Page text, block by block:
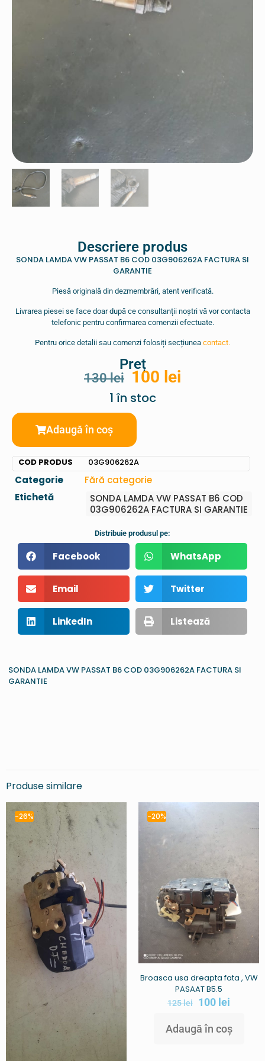
Descriere produs
SONDA LAMDA VW PASSAT B6 COD 03G906262A FACTURA SI
GARANTIE
Piesă originală din dezmembrări, atent verificată.
Livrarea piesei se face doar după ce consultanții noștri vă vor contacta
telefonic pentru confirmarea comenzii efectuate.
Pentru orice detalii sau comenzi folosiți secțiunea contact.
Preț
130lei 100 lei
1 în stoc
Adaugă în coș
COD PRODUS 03G906262A
Categorie
Fără categorie
Etichetă
SONDA LAMDA VW PASSAT B6 COD
03G906262A FACTURA SI GARANTIE
Distribuie produsul pe:
Facebook WhatsApp
Email Twitter
LinkedIn Listează
SONDA LAMDA VW PASSAT B6 COD 03G906262A FACTURA SI
GARANTIE
Produse similare
-26% -20%
Broasca usa dreapta fata , VW
PASAAT B5.5
125lei 100 lei
Adaugă în coș